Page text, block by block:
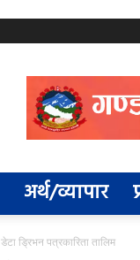
अर्थ/व्यापार
ड्रिभन पत्रकारिता तालिम